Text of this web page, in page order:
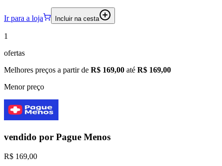
Ir para a loja Incluir na cesta
1
ofertas
Melhores preços a partir de R$ 169,00 até R$ 169,00
Menor preço
vendido por Pague Menos
R$ 169,00